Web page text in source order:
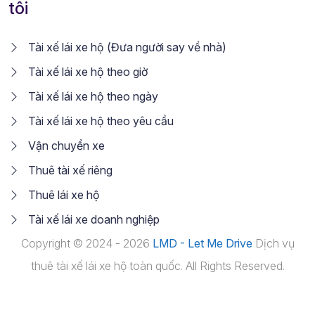
tôi
Tài xế lái xe hộ (Đưa người say về nhà)
Tài xế lái xe hộ theo giờ
Tài xế lái xe hộ theo ngày
Tài xế lái xe hộ theo yêu cầu
Vận chuyển xe
Thuê tài xế riêng
Thuê lái xe hộ
Tài xế lái xe doanh nghiệp
Copyright © 2024 - 2026 LMD - Let Me Drive Dịch vụ
thuê tài xế lái xe hộ toàn quốc. All Rights Reserved.